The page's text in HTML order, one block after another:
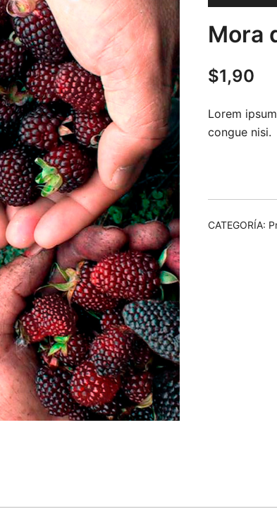
Mora
$1,90
Lorem
congue nisi.
CATEGORÍA: